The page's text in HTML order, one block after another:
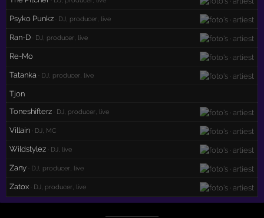
Psyko Punkz · DJ, producer, live
Ran-D · DJ, producer, live
Re-Mo
Tatanka · DJ, producer, live
Tjon
Toneshifterz · DJ, producer, live
Villain · DJ, MC
Wildstylez · DJ, live
Zany · DJ, producer, live
Zatox · DJ, producer, live